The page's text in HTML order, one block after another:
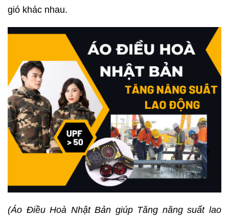
gió khác nhau.
(Áo Điều Hoà Nhật Bản giúp Tăng năng suất lao